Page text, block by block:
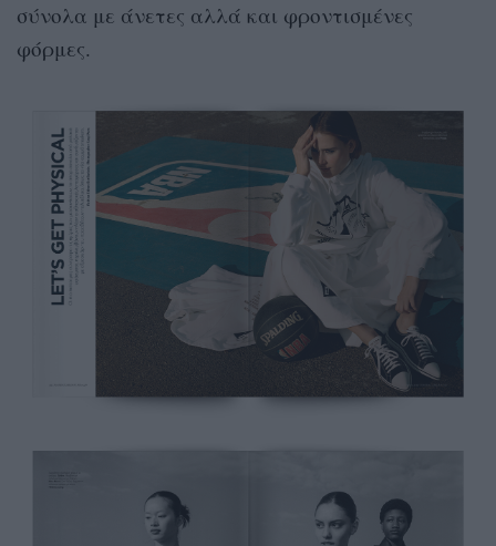
σύνολα με άνετες αλλά και φροντισμένες
φόρμες.